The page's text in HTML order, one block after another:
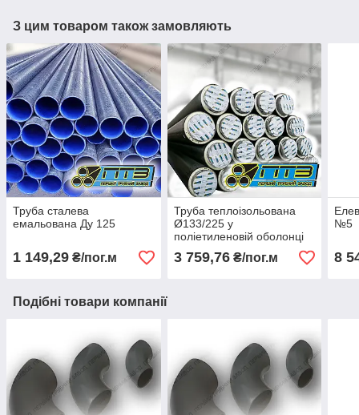
З цим товаром також замовляють
Труба сталева
емальована Ду 125
1 149,29 ₴/пог.м
Труба теплоізольована
Ø133/225 у
поліетиленовій оболонці
3 759,76₴/пог.м
№5
8
Подібні товари компанії